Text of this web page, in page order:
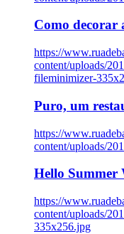
Como
https://
content/uploads/
fileminimizer-
Puro, um
https://
content/uploads/
Hello Summer
https://
content/uploads/
335x256.jpg